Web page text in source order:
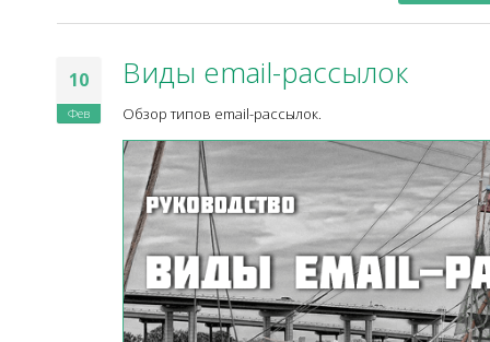
10
Фев
Виды email-рассылок
Обзор типов email-рассылок.